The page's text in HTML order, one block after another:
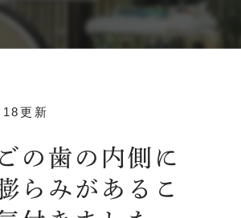
更新
の歯の内側に
らみがあるこ